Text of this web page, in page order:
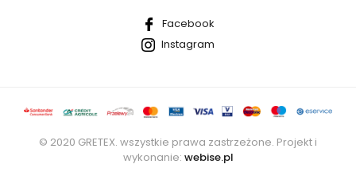
Facebook
Instagram
© 2020 GRETEX. wszystkie prawa zastrzeżone. Projekt i
wykonanie: webise.pl